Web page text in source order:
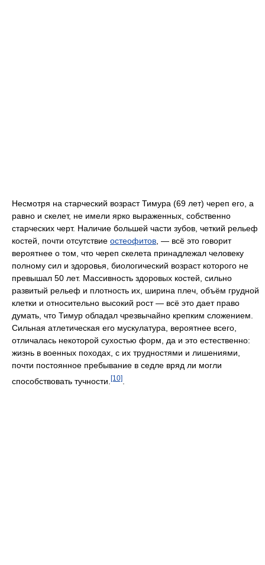
Несмотря на старческий возраст Тимура (69 лет) череп его, а
равно и скелет, не имели ярко выраженных, собственно
старческих черт. Наличие большей части зубов, четкий рельеф
костей, почти отсутствие остеофитов , — всё это говорит
вероятнее о том, что череп скелета принадлежал человеку
полному сил и здоровья, биологический возраст которого не
превышал 50 лет. Массивность здоровых костей, сильно
развитый рельеф и плотность их, ширина плеч, объём грудной
клетки и относительно высокий рост — всё это дает право
думать, что Тимур обладал чрезвычайно крепким сложением.
Сильная атлетическая его мускулатура, вероятнее всего,
отличалась некоторой сухостью форм, да и это естественно:
жизнь в военных походах, с их трудностями и лишениями,
почти постоянное пребывание в седле вряд ли могли
способствовать тучности. [10]